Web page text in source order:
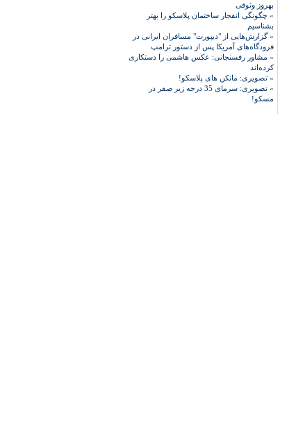
بهروز وثوقی
» چگونگی انفجار ساختمان پلاسکو را بهتر
بشناسیم
»گزارش‌هایی از "دیپورت" مسافران ایرانی در
فرودگاه‌های آمریکا پس از دستور ترامپ
» مشاور رفسنجانی: عکس هاشمی را دستکاری
کرده‌اند
» تصویری: مانکن های پلاسکو!
»
تصویری: سرمای 35 درجه زیر صفر در
مسکو!